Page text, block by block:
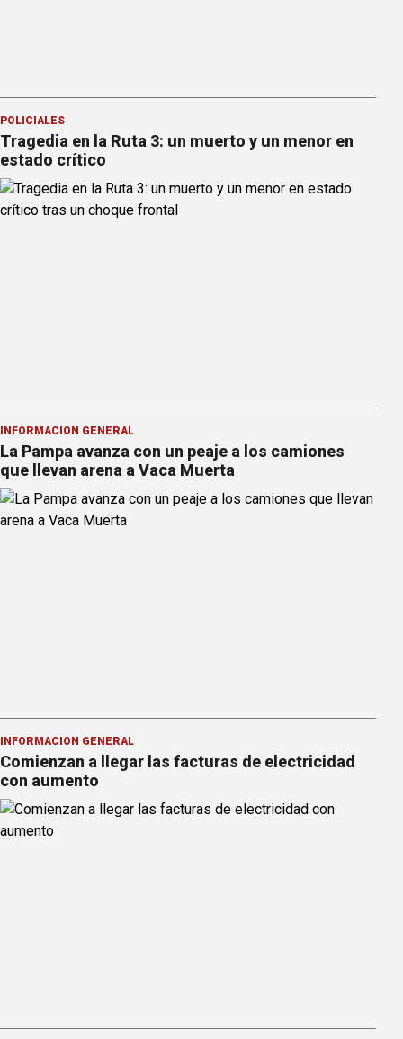
POLICIALES
Tragedia en la Ruta 3: un muerto y un menor en
estado crítico
INFORMACION GENERAL
La Pampa avanza con un peaje a los camiones
que llevan arena a Vaca Muerta
INFORMACION GENERAL
Comienzan a llegar las facturas de electricidad
con aumento